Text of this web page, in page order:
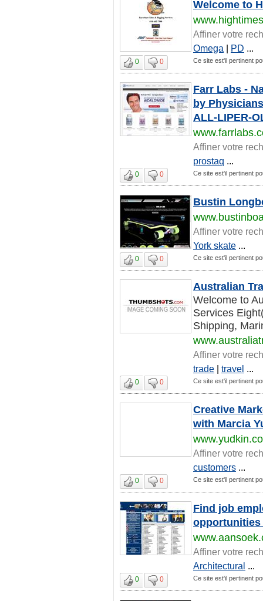
Welcome to
Affiner votre
Omega | PD ...
0 0 Ce site est'il pertinent
Farr Labs -
by
ALL-LIPER-
Affiner votre
prostaq ...
0 0 Ce site est'il pertinent
Bustin
Affiner votre
York skate ...
0 0 Ce site est'il pertinent
Australian
Welcome to
Services
Shipping,
Affiner votre
trade | travel ...
0 0 Ce site est'il pertinent
Creative
with Marcia
Affiner votre
customers ...
0 0 Ce site est'il pertinent
Find job
opportunities
Affiner votre
Architectural ...
0 0 Ce site est'il pertinent